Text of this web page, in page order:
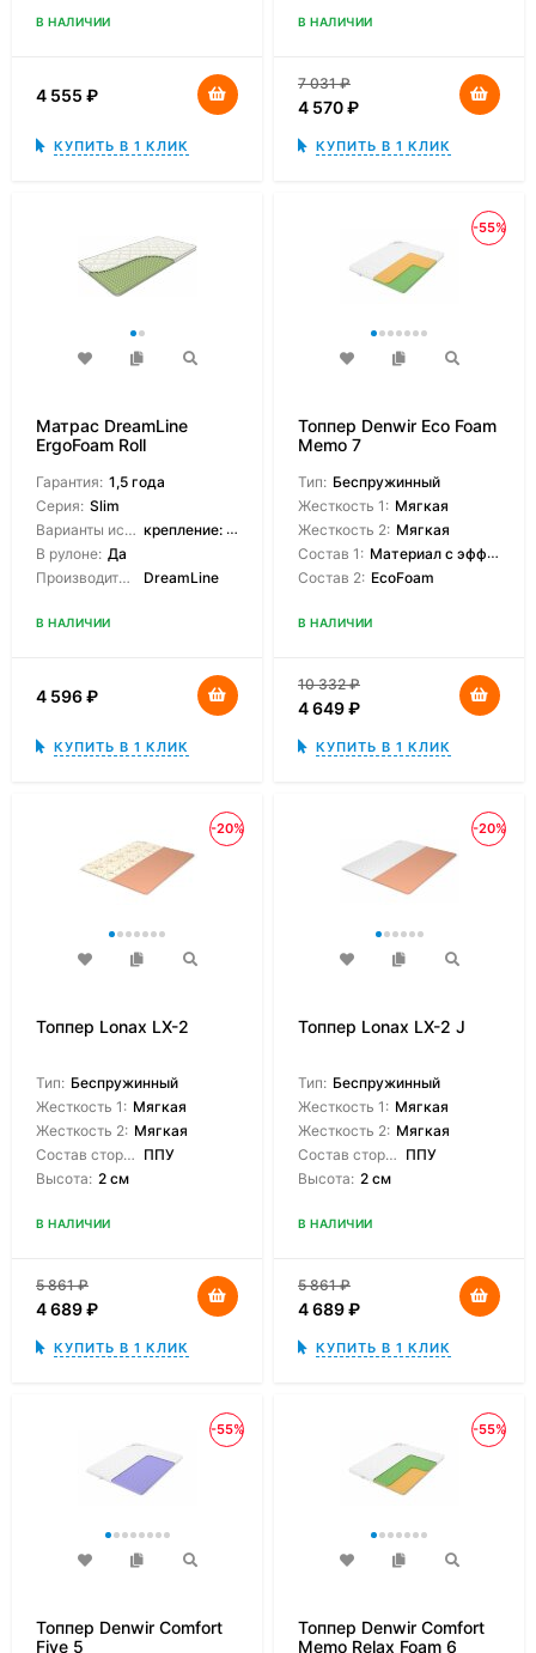
В НАЛИЧИИ
4 555 ₽
КУПИТЬ В 1 КЛИК
В НАЛИЧИИ
7 031₽
4 570₽
КУПИТЬ В 1 КЛИК
Матрас DreamLine
ErgoFoam Roll
Гарантия: 1,5 года
Серия: Slim
Варианты исполнения: крепление: резинки/крепление: липучки/без креплений
В рулоне: Да
Производитель:
DreamLine
В НАЛИЧИИ
4 596₽
КУПИТЬ В 1 КЛИК
-55%
Топпер Denwir Eco Foam
Memo 7
Тип: Беспружинный
Жесткость 1: Мягкая
Жесткость 2: Мягкая
Состав 1: Материал с эффектом памяти
Состав 2: EcoFoam
В НАЛИЧИИ
10 332₽
4 649₽
КУПИТЬ В 1 КЛИК
-20%
Топпер Lonax LX-2
Тип: Беспружинный
Жесткость 1: Мягкая
Жесткость 2: Мягкая
Состав сторон: ППУ
Высота: 2 см
В НАЛИЧИИ
5 861₽
4 689₽
КУПИТЬ В 1 КЛИК
-20%
Топпер Lonax LX-2 J
Тип: Беспружинный
Жесткость 1: Мягкая
Жесткость 2: Мягкая
Состав сторон: ППУ
Высота: 2 см
В НАЛИЧИИ
5 861₽
4 689₽
КУПИТЬ В 1 КЛИК
-55%
Топпер Denwir Comfort
Five 5
-55%
Топпер Denwir Comfort
Memo Relax Foam 6